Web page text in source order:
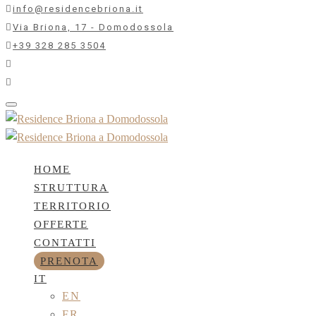
info@residencebriona.it
Via Briona, 17 - Domodossola
+39 328 285 3504
Toggle
navigation
HOME
STRUTTURA
TERRITORIO
OFFERTE
CONTATTI
PRENOTA
IT
EN